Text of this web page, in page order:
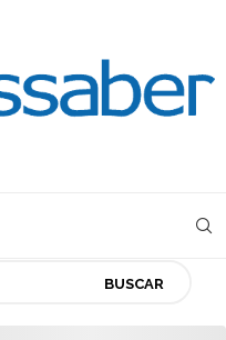
BUSCAR